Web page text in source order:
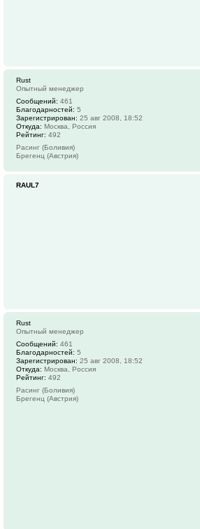
Rust
Опытный менеджер
Сообщений: 461
Благодарностей: 5
Зарегистрирован: 25 авг 2008, 18:52
Откуда: Москва, Россия
Рейтинг: 492
Расинг (Боливия)
Брегенц (Австрия)
RAUL7
Rust
Опытный менеджер
Сообщений: 461
Благодарностей: 5
Зарегистрирован: 25 авг 2008, 18:52
Откуда: Москва, Россия
Рейтинг: 492
Расинг (Боливия)
Брегенц (Австрия)